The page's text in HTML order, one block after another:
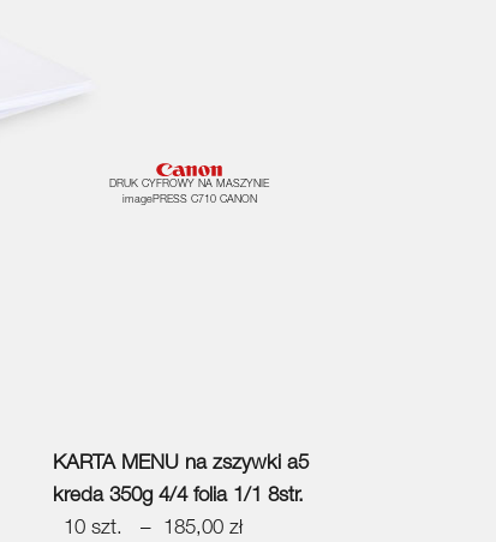
DRUK CYFROWY NA MASZYNIE
imagePRESS C710 CANON
KARTA MENU na zszywki a5
kreda 350g 4/4 folia 1/1 8str.
10 szt. – 185,00 zł